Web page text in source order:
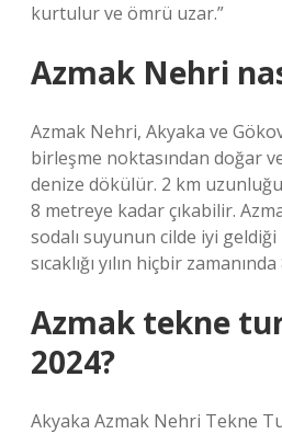
kurtulur ve ömrü uzar.”
Azmak Nehri
Azmak Nehri, Akyaka ve
birleşme noktasından doğar
denize dökülür. 2 km
8 metreye kadar çıkabilir.
sodalı suyunun cilde iyi
sıcaklığı yılın hiçbir
Azmak tekne
2024?
Akyaka Azmak Nehri Tekne